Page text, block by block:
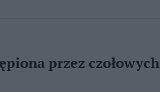
przez czołowych